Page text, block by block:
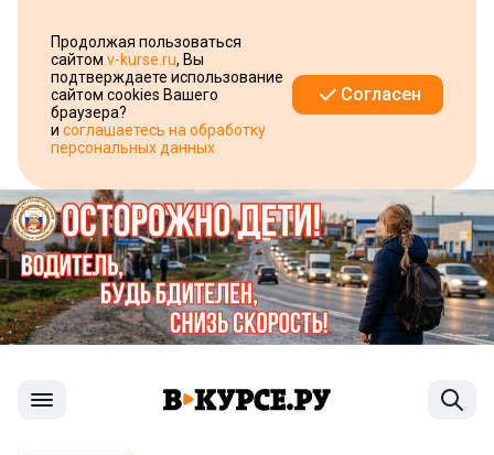
Продолжая пользоваться
сайтом v-kurse.ru, Вы
подтверждаете использование
сайтом cookies Вашего
браузера?
и соглашаетесь на обработку
персональных данных
Согласен